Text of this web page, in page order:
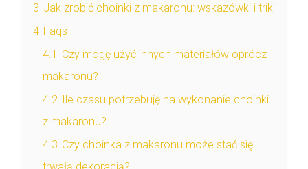
3 Jak zrobić choinki z makaronu: wskazówki i triki
4 Faqs
4.1 Czy mogę użyć innych materiałów oprócz
makaronu?
4.2 Ile czasu potrzebuję na wykonanie choinki
z makaronu?
4.3 Czy choinka z makaronu może stać się